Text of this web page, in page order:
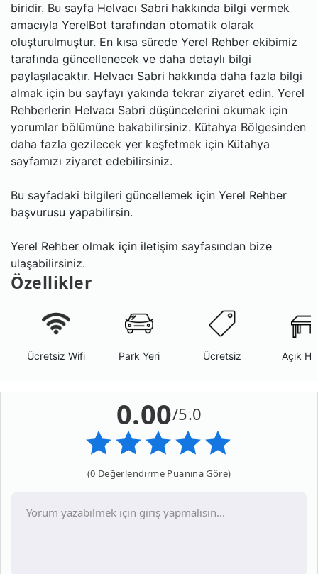
biridir. Bu sayfa Helvacı Sabri hakkında bilgi vermek
amacıyla YerelBot tarafından otomatik olarak
oluşturulmuştur. En kısa sürede Yerel Rehber ekibimiz
tarafında güncellenecek ve daha detaylı bilgi
paylaşılacaktır. Helvacı Sabri hakkında daha fazla bilgi
almak için bu sayfayı yakında tekrar ziyaret edin. Yerel
Rehberlerin Helvacı Sabri düşüncelerini okumak için
yorumlar bölümüne bakabilirsiniz. Kütahya Bölgesinden
daha fazla gezilecek yer keşfetmek için Kütahya
sayfamızı ziyaret edebilirsiniz.
Bu sayfadaki bilgileri güncellemek için Yerel Rehber
başvurusu yapabilirsin.
Yerel Rehber olmak için iletişim sayfasından bize
ulaşabilirsiniz.
Özellikler
Ücretsiz Wifi Park Yeri Ücretsiz Açık
0.00/5.0
(0 Değerlendirme Puanına Göre)